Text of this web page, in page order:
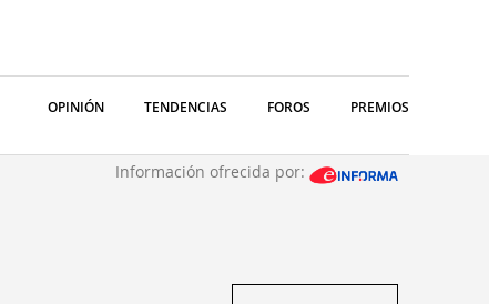
OPINIÓN TENDENCIAS FOROS PREMIOS
Información ofrecida por: